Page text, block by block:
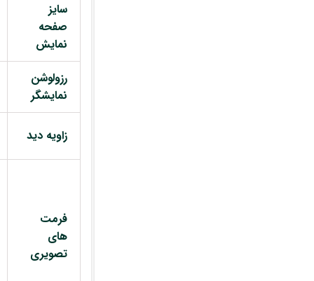
سایز
صفحه
نمایش
رزولوشن
نمایشگر
زاویه دید
فرمت
های
تصویری